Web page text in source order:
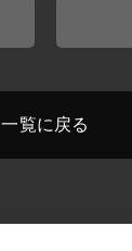
一覧に戻る